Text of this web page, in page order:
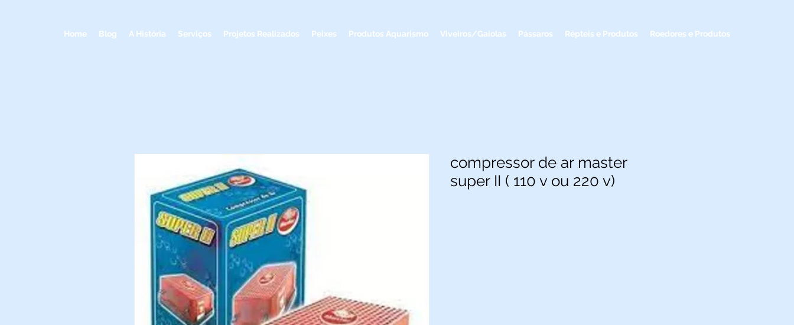
Home Blog A História Serviços Projetos Realizados Peixes Produtos Aquarismo Viveiros/Gaiolas Pássaros Répteis e Produtos Roedores e Produtos
compressor de ar master
super II ( 110 v ou 220 v)